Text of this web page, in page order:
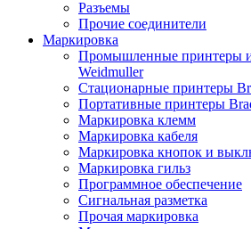
Разъемы
Прочие соединители
Маркировка
Промышленные принтеры
Weidmuller
Стационарные принтеры
Портативные принтеры
Маркировка клемм
Маркировка кабеля
Маркировка кнопок и
Маркировка гильз
Программное обеспечение
Сигнальная разметка
Прочая маркировка